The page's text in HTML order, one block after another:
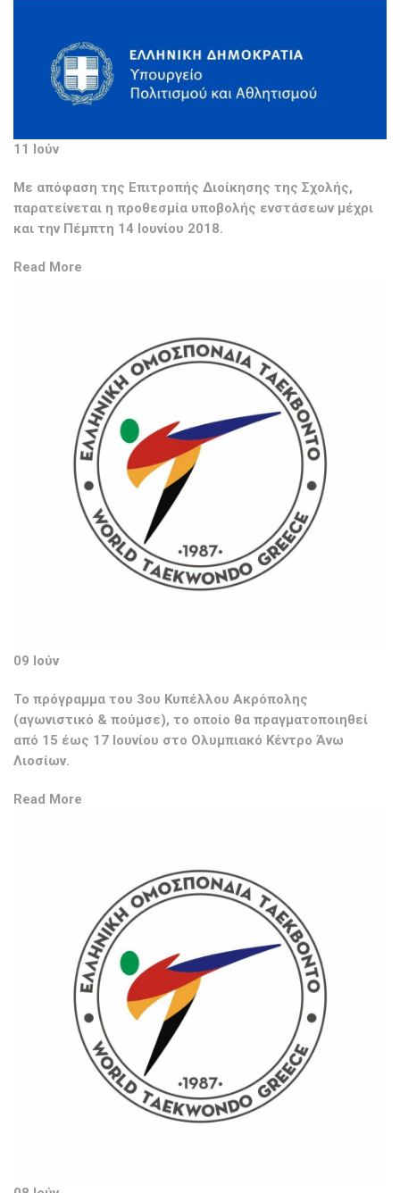
11 Ιούν
Με απόφαση της Επιτροπής Διοίκησης της Σχολής,
παρατείνεται η προθεσμία υποβολής ενστάσεων μέχρι
και την Πέμπτη 14 Ιουνίου 2018.
Read More
09 Ιούν
Το πρόγραμμα του 3ου Κυπέλλου Ακρόπολης
(αγωνιστικό & πούμσε), το οποίο θα πραγματοποιηθεί
από 15 έως 17 Ιουνίου στο Ολυμπιακό Κέντρο Άνω
Λιοσίων.
Read More